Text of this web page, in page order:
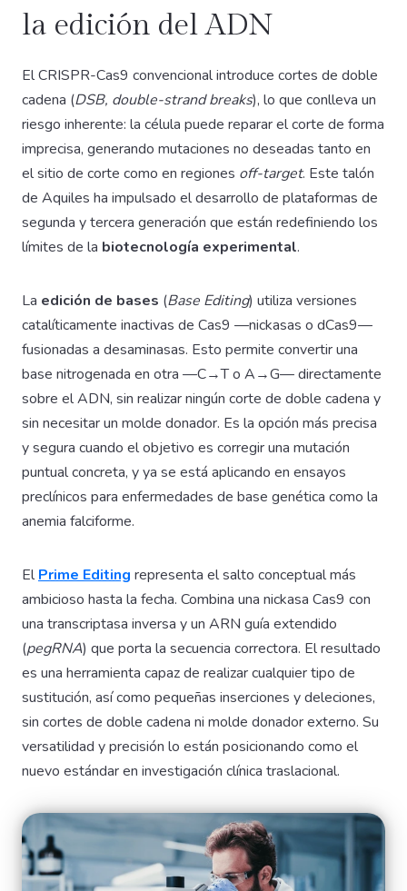
la edición del ADN
El CRISPR-Cas9 convencional introduce cortes de doble
cadena (DSB, double-strand breaks), lo que conlleva un
riesgo inherente: la célula puede reparar el corte de forma
imprecisa, generando mutaciones no deseadas tanto en
el sitio de corte como en regiones off-target. Este talón
de Aquiles ha impulsado el desarrollo de plataformas de
segunda y tercera generación que están redefiniendo los
límites de la biotecnología experimental.
La edición de bases (Base Editing) utiliza versiones
catalíticamente inactivas de Cas9 —nickasas o dCas9—
fusionadas a desaminasas. Esto permite convertir una
base nitrogenada en otra —C→T o A→G— directamente
sobre el ADN, sin realizar ningún corte de doble cadena y
sin necesitar un molde donador. Es la opción más precisa
y segura cuando el objetivo es corregir una mutación
puntual concreta, y ya se está aplicando en ensayos
preclínicos para enfermedades de base genética como la
anemia falciforme.
ElPrime Editing representa el salto conceptual más
ambicioso hasta la fecha. Combina una nickasa Cas9 con
una transcriptasa inversa y un ARN guía extendido
(pegRNA) que porta la secuencia correctora. El resultado
es una herramienta capaz de realizar cualquier tipo de
sustitución, así como pequeñas inserciones y deleciones,
sin cortes de doble cadena ni molde donador externo. Su
versatilidad y precisión lo están posicionando como el
nuevo estándar en investigación clínica traslacional.